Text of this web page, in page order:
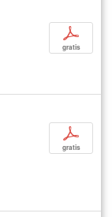
p
gratis
p
gratis